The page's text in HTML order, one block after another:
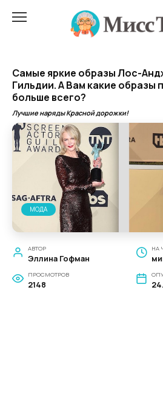
Самые яркие образы Лос-
Гильдии. А Вам какие образы
больше всего?
Лучшие наряды Красной дорожки!
МОДА
АВТОР
Эллина Гофман
НА
ПРОСМОТРОВ
2148